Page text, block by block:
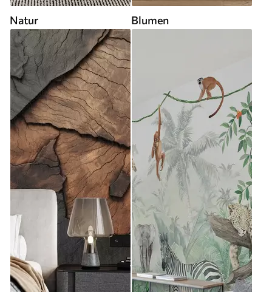
Natur Blumen